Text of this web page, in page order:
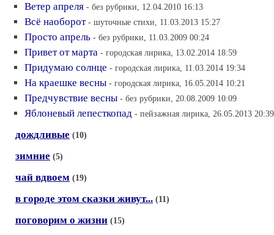
Ветер апреля - без рубрики, 12.04.2010 16:13
Всё наоборот - шуточные стихи, 11.03.2013 15:27
Просто апрель - без рубрики, 11.03.2009 00:24
Привет от марта - городская лирика, 13.02.2014 18:59
Придумаю солнце - городская лирика, 11.03.2014 19:34
На краешке весны - городская лирика, 16.05.2014 10:21
Предчувствие весны - без рубрики, 20.08.2009 10:09
Яблоневый лепесткопад - пейзажная лирика, 26.05.2013 20:39
дождливые (10)
зимние (5)
чай вдвоем (19)
в городе этом сказки живут... (11)
поговорим о жизни (15)